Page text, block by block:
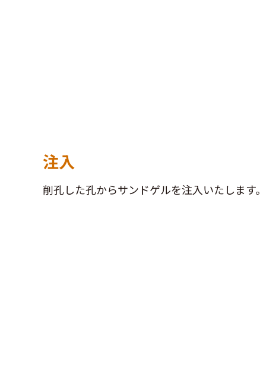
注入
削孔した孔からサンドゲルを注入いたします。